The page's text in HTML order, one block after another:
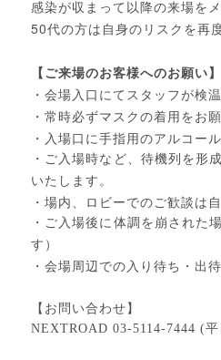
感染が収まって以降の来場を
50代の方は自身のリスクを再
【ご来場のお客様へのお願い】
・会場入口にてスタッフが検
・常時必ずマスクの着用をお
・入場口に手指用のアルコー
・ご入場時など、待機列を形
いたします。
・場内、ロビーでのご歓談は
・ご入場後に体調を崩された
す）
・会場周辺での入り待ち・出
【お問い合わせ】
NEXTROAD 03-5114-7444 (平